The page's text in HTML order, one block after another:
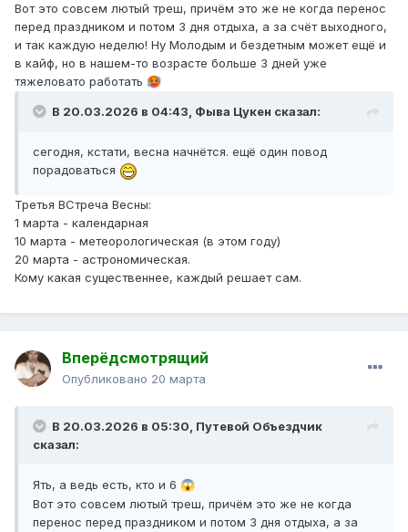
Вот это совсем лютый треш, причём это же не когда перенос
перед праздником и потом 3 дня отдыха, а за счёт выходного,
и так каждую неделю! Ну Молодым и бездетным может ещё и
в кайф, но в нашем-то возрасте больше 3 дней уже
тяжеловато работать 🥵
В 20.03.2026 в 04:43, Фыва Цукен сказал:
сегодня, кстати, весна начнётся. ещё один повод
порадоваться
Третья ВСтреча Весны:
1 марта - календарная
10 марта - метеорологическая (в этом году)
20 марта - астрономическая.
Кому какая существеннее, каждый решает сам.
Вперёдсмотрящий
Опубликовано 20 марта
В 20.03.2026 в 05:30, Путевой Объездчик
сказал:
Ять, а ведь есть, кто и 6 😱
Вот это совсем лютый треш, причём это же не когда
перенос перед праздником и потом 3 дня отдыха, а за